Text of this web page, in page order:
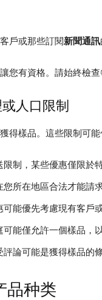
戶或那些訂閱新聞通訊
您有資格。請始終檢查
人口限制
得樣品。這些限制可能
限制，某些優惠僅限於
您所在地區合法才能請
能優先考慮現有客戶
可能僅允許一個樣品，
論可能是獲得樣品的
品种类